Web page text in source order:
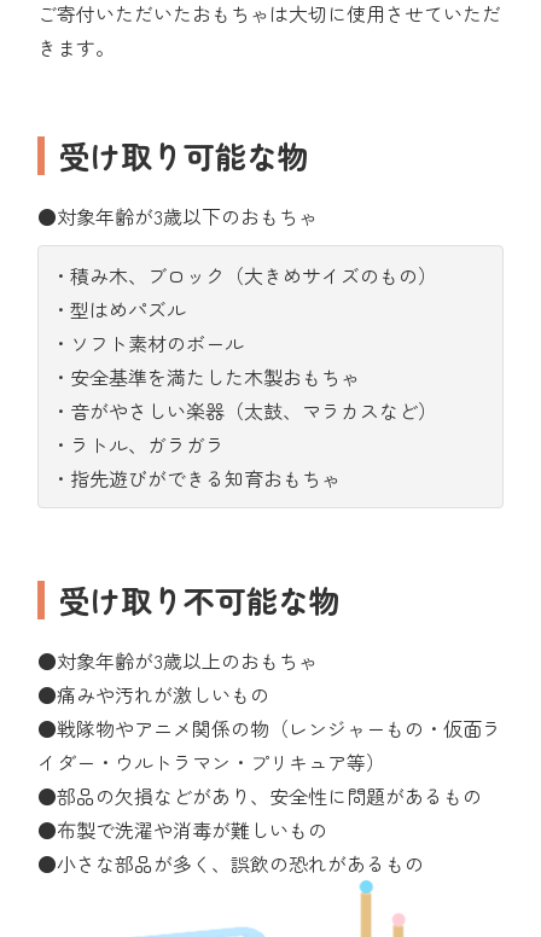
ご寄付いただいたおもちゃは大切に使用させていただ
きます。
受け取り可能な物
●対象年齢が3歳以下のおもちゃ
・積み木、ブロック（大きめサイズのもの）
・型はめパズル
・ソフト素材のボール
・安全基準を満たした木製おもちゃ
・音がやさしい楽器（太鼓、マラカスなど）
・ラトル、ガラガラ
・指先遊びができる知育おもちゃ
受け取り不可能な物
●対象年齢が3歳以上のおもちゃ
●痛みや汚れが激しいもの
●戦隊物やアニメ関係の物（レンジャーもの・仮面ラ
イダー・ウルトラマン・プリキュア等）
●部品の欠損などがあり、安全性に問題があるもの
●布製で洗濯や消毒が難しいもの
●小さな部品が多く、誤飲の恐れがあるもの